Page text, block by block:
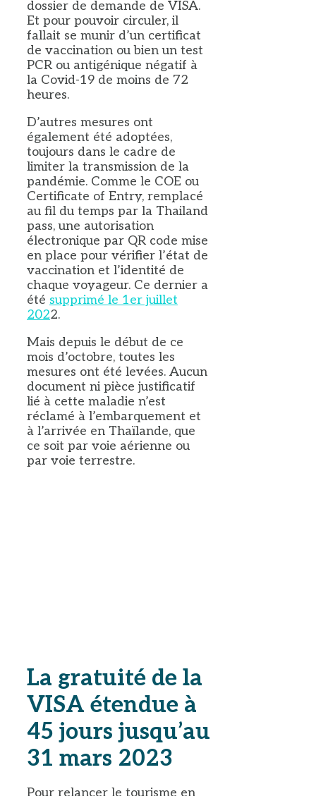
dossier de demande de VISA.
Et pour pouvoir circuler, il
fallait se munir d’un certificat
de vaccination ou bien un test
PCR ou antigénique négatif à
la Covid-19 de moins de 72
heures.
D’autres mesures ont
également été adoptées,
toujours dans le cadre de
limiter la transmission de la
pandémie. Comme le COE ou
Certificate of Entry, remplacé
au fil du temps par la Thailand
pass, une autorisation
électronique par QR code mise
en place pour vérifier l’état de
vaccination et l’identité de
chaque voyageur. Ce dernier a
été supprimé le 1er juillet
2022.
Mais depuis le début de ce
mois d’octobre, toutes les
mesures ont été levées. Aucun
document ni pièce justificatif
lié à cette maladie n’est
réclamé à l’embarquement et
à l’arrivée en Thaïlande, que
ce soit par voie aérienne ou
par voie terrestre.
La gratuité de la
VISA étendue à
45 jours jusqu’au
31 mars 2023
Pour relancer le tourisme en